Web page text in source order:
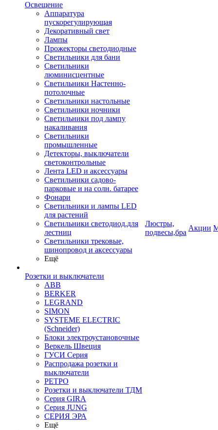
Освещение
Аппаратура
пускорегулирующая
Декоративный свет
Лампы
Прожекторы светодиодные
Светильники для бани
Светильники
люминисцентные
Светильники Настенно-
потолочные
Светильники настольные
Светильники ночники
Светильники под лампу
накаливания
Светильники
промышленные
Детекторы, выключатели
светоконтрольные
Лента LED и аксессуары
Светильники садово-
парковые и на солн. батарее
Фонари
Светильники и лампы LED
для растений
Светильники светодиод.для
лестниц
Светильники трековые,
шинопровод и аксессуары
Ещё
Розетки и выключатели
ABB
BERKER
LEGRAND
SIMON
SYSTEME ELECTRIC
(Schneider)
Блоки электроустановочные
Веркель Швеция
ГУСИ Серия
Распродажа розетки и
выключатели
РЕТРО
Розетки и выключатели ТДМ
Серия GIRA
Серия JUNG
СЕРИЯ ЭРА
Ещё
Люстры,
подвесы,бра
Акции